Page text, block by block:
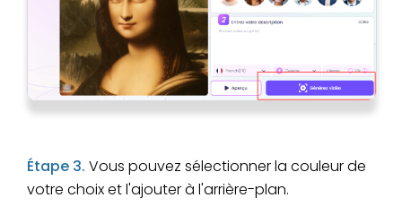
Étape 3. Vous pouvez sélectionner la couleur de
votre choix et l'ajouter à l'arrière-plan.